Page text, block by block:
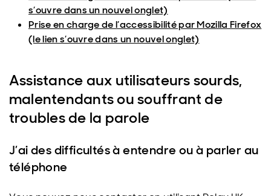
s’ouvre dans un nouvel onglet)
Prise en charge de l’accessibilité par Mozilla Firefox
(le lien s’ouvre dans un nouvel onglet)
Assistance aux utilisateurs sourds,
malentendants ou souffrant de
troubles de la parole
J’ai des difficultés à entendre ou à parler au
téléphone